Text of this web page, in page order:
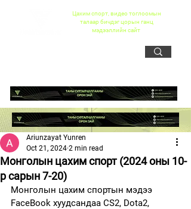
Цахим спорт, видео тоглоомын
талаар бичдэг цорын ганц
мэдээллийн сайт
Монголын цахим спорт (2024 оны 10-
р сарын 7-20)
Ariunzayat Yunren
Oct 21, 2024 2 min read
Монголын цахим спортын мэдээ
FaceBook хуудсандаа CS2, Dota2,